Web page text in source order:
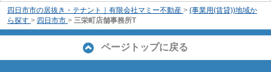
四日市市の居抜き・テナント｜有限会社マミー不動産 > (事業用(賃貸))地域か
ら探す > 四日市市 > 三栄町店舗事務所T
ページトップに戻る